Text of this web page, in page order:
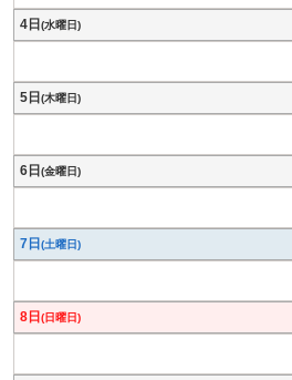
4日 (水曜日)
5日 (木曜日)
6日 (金曜日)
7日 (土曜日)
8日 (日曜日)